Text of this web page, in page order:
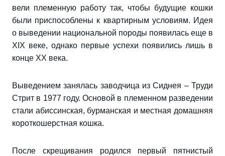
вели племенную работу так, чтобы будущие кошки
были приспособлены к квартирным условиям. Идея
о выведении национальной породы появилась еще в
XIX веке, однако первые успехи появились лишь в
конце XX века.
Выведением занялась заводчица из Сиднея – Труди
Стрит в 1977 году. Основой в племенном разведении
стали абиссинская, бурманская и местная домашняя
короткошерстная кошка.
После скрещивания родился первый пятнистый